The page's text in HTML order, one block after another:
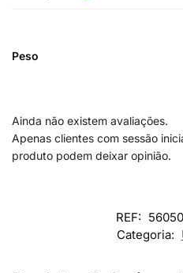
Peso
Ainda não existem avaliações.
Apenas clientes com sessão
produto podem deixar opinião.
REF:
Categoria: